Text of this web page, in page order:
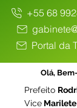
+55 68
Portal da
Olá,
Prefeito
Vice